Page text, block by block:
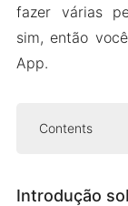
fazer várias
sim, então
App.
Contents
Introdução